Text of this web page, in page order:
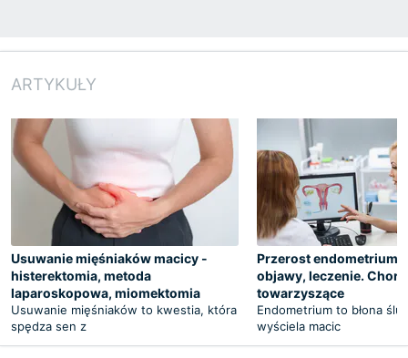
ARTYKUŁY
Usuwanie mięśniaków macicy -
histerektomia, metoda
laparoskopowa, miomektomia
Usuwanie mięśniaków to kwestia, która
spędza sen z
Przerost endometrium
objawy, leczenie.
towarzyszące
Endometrium to błona
wyściela macic